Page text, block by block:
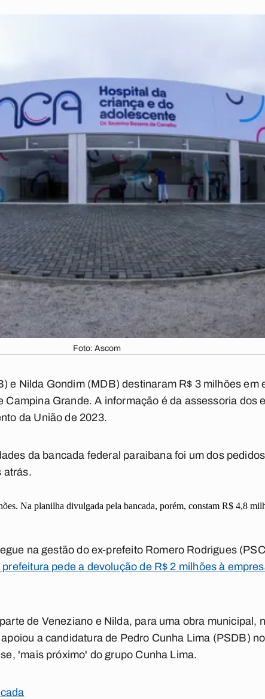
Foto: Ascom
e Nilda Gondim (MDB) destinaram R$ 3 milhões em
Campina Grande. A informação é da assessoria dos
da União de 2023.
da bancada federal paraibana foi um dos
atrás.
Na planilha divulgada pela bancada, porém, constam R$ 4,8
na gestão do ex-prefeito Romero Rodrigues
prefeitura pede a devolução de R$ 2 milhões à
de Veneziano e Nilda, para uma obra municipal,
a candidatura de Pedro Cunha Lima (PSDB)
'mais próximo' do grupo Cunha Lima.